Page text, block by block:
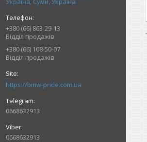
+380 (66) 863-29-13
Відділ продажів
+380 (66) 108-50-07
Відділ продажів
https://bmw-pride.com.ua
0668632913
0668632913